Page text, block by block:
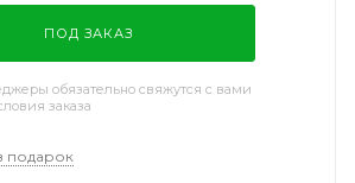
ПОД ЗАКАЗ
обязательно свяжутся с вами
заказа
подарок